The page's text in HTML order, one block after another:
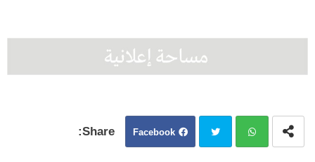
Facebook